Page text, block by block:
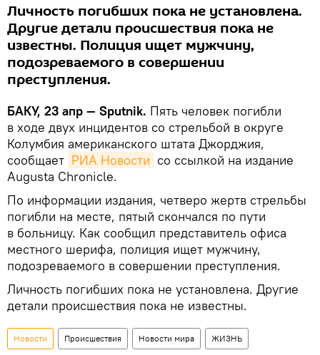
Личность погибших пока не установлена.
Другие детали происшествия пока не
известны. Полиция ищет мужчину,
подозреваемого в совершении
преступления.
БАКУ, 23 апр — Sputnik. Пять человек погибли
в ходе двух инцидентов со стрельбой в округе
Колумбия американского штата Джорджия,
сообщает РИА Новости со ссылкой на издание
Augusta Chronicle.
По информации издания, четверо жертв стрельбы
погибли на месте, пятый скончался по пути
в больницу. Как сообщил представитель офиса
местного шерифа, полиция ищет мужчину,
подозреваемого в совершении преступления.
Личность погибших пока не установлена. Другие
детали происшествия пока не известны.
Новости Происшествия Новости мира ЖИЗНЬ